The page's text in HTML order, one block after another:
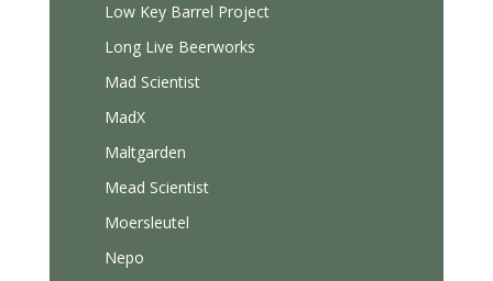
Low Key Barrel Project
Long Live Beerworks
Mad Scientist
MadX
Maltgarden
Mead Scientist
Moersleutel
Nepo